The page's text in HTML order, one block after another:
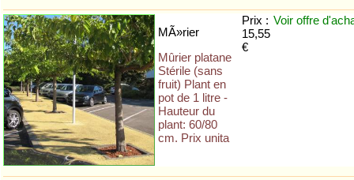
MÃ»rier
Mûrier platane
Stérile (sans
fruit) Plant en
pot de 1 litre -
Hauteur du
plant: 60/80
cm. Prix unita
Prix :
15,55
€
Voir offre